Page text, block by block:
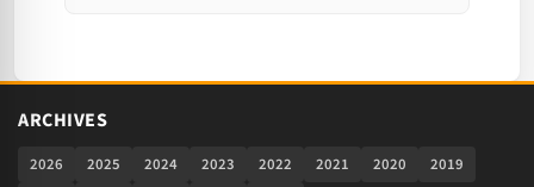
ARCHIVES
2026 2025 2024 2023 2022 2021 2020
2019